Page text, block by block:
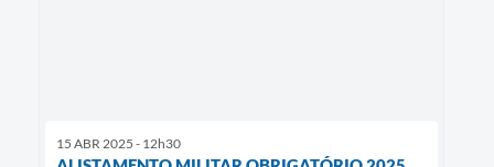
15 ABR 2025 - 12h30